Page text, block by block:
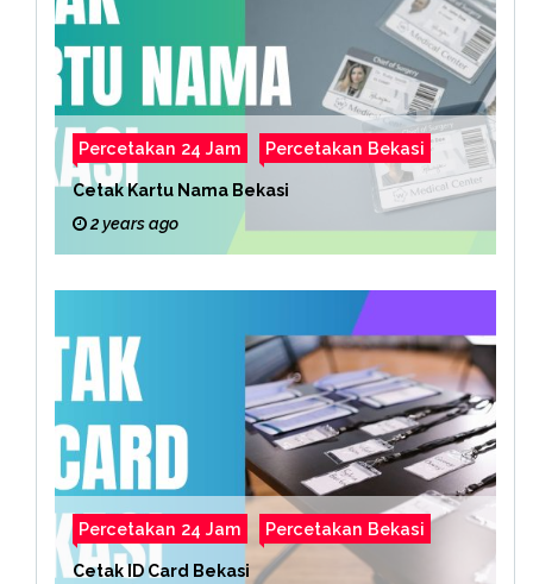
Percetakan 24 Jam Percetakan Bekasi
Cetak Kartu Nama Bekasi
2 years ago
Percetakan 24 Jam Percetakan Bekasi
Cetak ID Card Bekasi